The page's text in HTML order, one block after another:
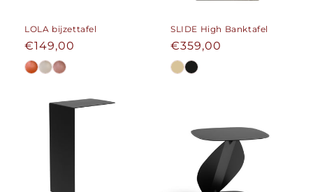
LOLA bijzettafel
Normale
prijs
€149,00
SLIDE High Banktafel
Normale
prijs
€359,00